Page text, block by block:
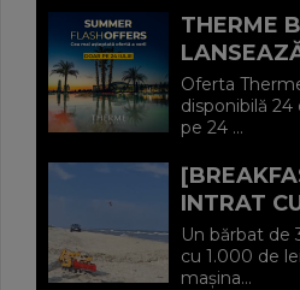
THERME
OFERTĂ A
LA
IULIE (P)...
Oferta
disponibilă 24
pe 24 ...
INTRAT
PLAJA
AMENDAT.
Un bărbat de
cu 1.000 de
mașina...